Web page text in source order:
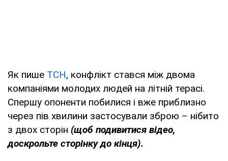
Як пише ТСН, конфлікт стався між двома
компаніями молодих людей на літній терасі.
Спершу опоненти побилися і вже приблизно
через пів хвилини застосували зброю – нібито
з двох сторін (щоб подивитися відео,
доскрольте сторінку до кінця).